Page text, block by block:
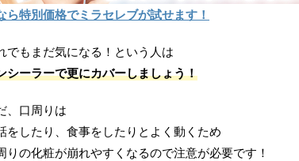
ら特別価格でミラセレブが試せます！
でもまだ気になる！という人は
シーラーで更にカバーしましょう！
、口周りは
をしたり、食事をしたりとよく動くため
りの化粧が崩れやすくなるので注意が必要です！